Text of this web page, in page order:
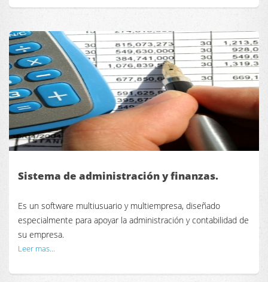
Sistema de administración y finanzas.
Es un software multiusuario y multiempresa, diseñado
especialmente para apoyar la administración y contabilidad de
su empresa.
Leer mas...